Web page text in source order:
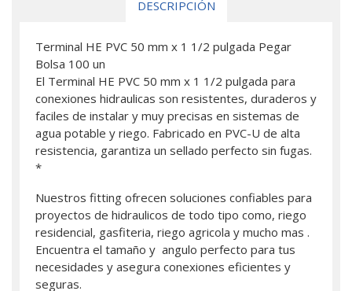
DESCRIPCIÓN
Terminal HE PVC 50 mm x 1 1/2 pulgada Pegar
Bolsa 100 un
El Terminal HE PVC 50 mm x 1 1/2 pulgada para
conexiones hidraulicas son resistentes, duraderos y
faciles de instalar y muy precisas en sistemas de
agua potable y riego. Fabricado en PVC-U de alta
resistencia, garantiza un sellado perfecto sin fugas.
*
Nuestros fitting ofrecen soluciones confiables para
proyectos de hidraulicos de todo tipo como, riego
residencial, gasfiteria, riego agricola y mucho mas .
Encuentra el tamaño y angulo perfecto para tus
necesidades y asegura conexiones eficientes y
seguras.